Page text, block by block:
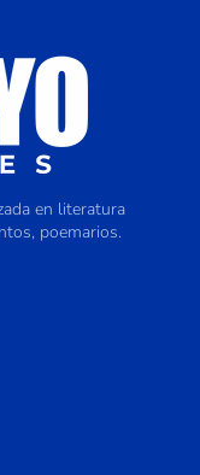
en literatura
poemarios.